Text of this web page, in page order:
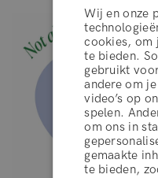
Wij en onze
cookies, om
te bieden.
gebruikt
andere om
video’s op
spelen.
om ons in
gemaakte
te bieden,